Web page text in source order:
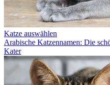
Katze auswählen
Arabische Katzennamen: Die
Kater